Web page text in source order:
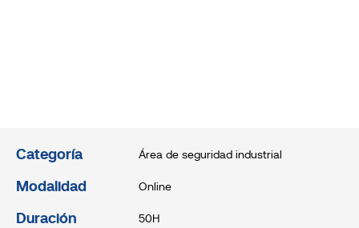
Categoría Área de seguridad industrial
Modalidad Online
Duración 50H